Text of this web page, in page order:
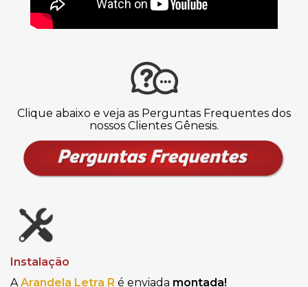
Clique abaixo e veja as Perguntas Frequentes dos
nossos Clientes Gênesis.
Instalação
A Arandela Letra R é enviada montada!